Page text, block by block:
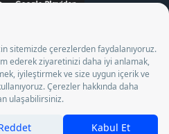
and Consultancy Inc. as a
to operate between 13/05/2025 -
Agency by 18/04/2025 date
decision in accordance with the
with. Pursuant to Law No. 4904,
fees from job seekers.